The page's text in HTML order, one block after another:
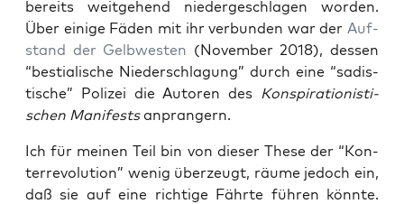
bereits weit­ge­hend nie­der­ge­schla­gen wor­den.
Über eini­ge Fäden mit ihr ver­bun­den war der Auf­
stand der Gelb­wes­ten (Novem­ber 2018), des­sen
“bes­tia­li­sche Nie­der­schla­gung” durch eine “sadis­
ti­sche” Poli­zei die Autoren des Kon­spi­ra­tio­nis­ti­
schen Mani­festsanprangern.
Ich für mei­nen Teil bin von die­ser The­se der “Kon­
ter­re­vo­lu­ti­on” wenig über­zeugt, räu­me jedoch ein,
daß sie auf eine rich­ti­ge Fähr­te füh­ren könn­te.